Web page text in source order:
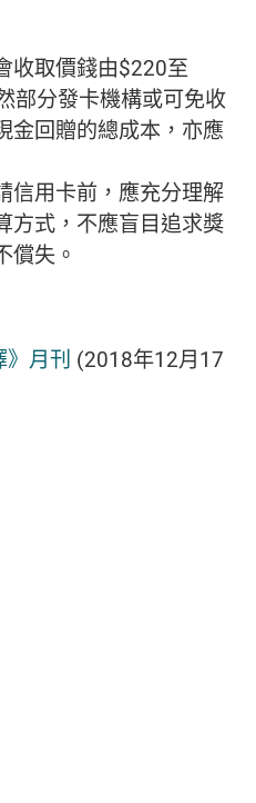
收取價錢由$220至
部分發卡機構或可免收
金回贈的總成本，亦應
信用卡前，應充分理解
方式，不應盲目追求獎
償失。
》月刊 (2018年12月17